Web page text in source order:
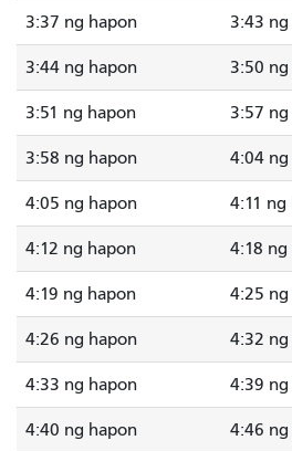
3:37 ng hapon 3:43
3:44 ng hapon 3:50
3:51 ng hapon 3:57
3:58 ng hapon 4:04
4:05 ng hapon 4:11 ng
4:12 ng hapon 4:18 ng
4:19 ng hapon 4:25
4:26 ng hapon 4:32
4:33 ng hapon 4:39
4:40 ng hapon 4:46